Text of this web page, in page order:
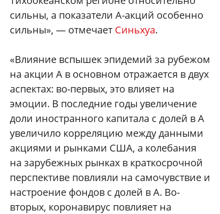
сильны, а показатели А-акций особенно
сильны», — отмечает Синьхуа.
«Влияние вспышек эпидемий за рубежом
на акции А в основном отражается в двух
аспектах: во-первых, это влияет на
эмоции. В последние годы увеличение
доли иностранного капитала с долей в А
увеличило корреляцию между данными
акциями и рынками США, а колебания
на зарубежных рынках в краткосрочной
перспективе повлияли на самочувствие и
настроение фондов с долей в А. Во-
вторых, коронавирус повлияет на